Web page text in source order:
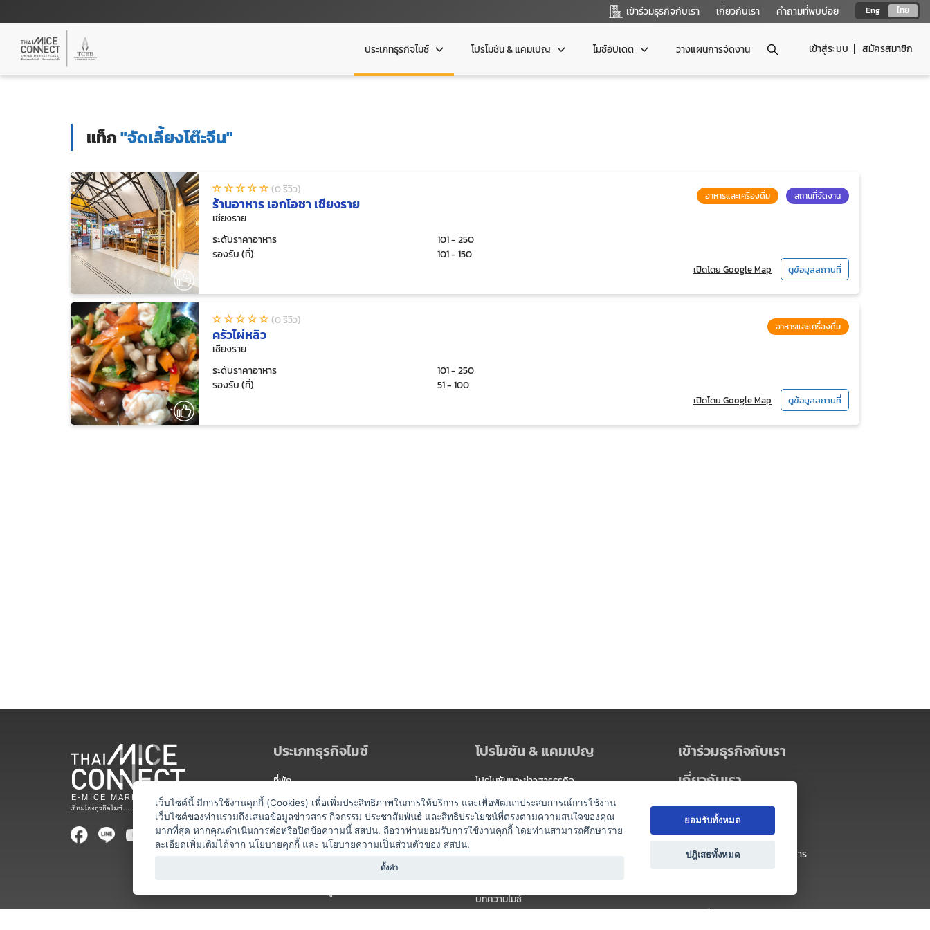
Eng ไทย
เข้าร่วมธุรกิจกับเรา เกี่ยวกับเรา คำถามที่พบบ่อย
เข้าสู่ระบบ สมัครสมาชิก
ประเภทธุรกิจไมซ์ โปรโมชัน & แคมเปญ ไมซ์อัปเดต วางแผนการจัดงาน
แท็ก"จัดเลี้ยงโต๊ะจีน"
(0 รีวิว)
ร้านอาหาร เอกโอชา เชียงราย
เชียงราย
อาหารและเครื่องดื่ม สถานที่จัดงาน
ระดับราคาอาหาร
101 - 250
รองรับ (ที่)
101 - 150
เปิดโดย Google Map ดูข้อมูลสถานที่
(0 รีวิว)
ครัวไผ่หลิว
เชียงราย
อาหารและเครื่องดื่ม
ระดับราคาอาหาร
101 - 250
รองรับ (ที่)
51 - 100
เปิดโดย Google Map ดูข้อมูลสถานที่
ประเภทธุรกิจไมซ์
ที่พัก
สถานที่จัดงาน
ท่องเที่ยว / นำเที่ยว
ออแกไนเซอร์
บริการสำหรับผู้จัดงาน
โปรโมชัน & แคมเปญ
โปรโมชันและข่าวสารธุรกิจ
แพ็กเกจ
แคมเปญ
บทความไมซ์
เข้าร่วมธุรกิจกับเรา
เกี่ยวกับเรา
เกี่ยวกับ Thai MICE Connect
นโยบายความเป็นส่วนตัว
ข้อตกลง และเงื่อนไขการใช้บริการ
เว็บไซต์นี้ มีการใช้งานคุกกี้ (Cookies) เพื่อเพิ่มประสิทธิภาพในการให้บริการ และเพื่อพัฒนาประสบการณ์การใช้งาน
เว็บไซต์ของท่านรวมถึงเสนอข้อมูลข่าวสาร กิจกรรม ประชาสัมพันธ์ และสิทธิประโยชน์ที่ตรงตามความสนใจของคุณ
มากที่สุด หากคุณดำเนินการต่อหรือปิดข้อความนี้ สสปน. ถือว่าท่านยอมรับการใช้งานคุกกี้ โดยท่านสามารถศึกษาราย
ละเอียดเพิ่มเติมได้จาก นโยบายคุกกี้ และ นโยบายความเป็นส่วนตัวของ สสปน.
ตั้งค่า
ยอมรับทั้งหมด
ปฎิเสธทั้งหมด